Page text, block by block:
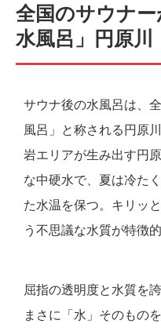
全国のサウナ
水風呂」円原川
サウナ後の水風呂は、
風呂」と称される円原
岩エリアが生み出す円
な中硬水で、夏は冷た
た水温を保つ。キリッ
う不思議な水質が特徴的
屈指の透明度と水質を
まさに「水」そのもの